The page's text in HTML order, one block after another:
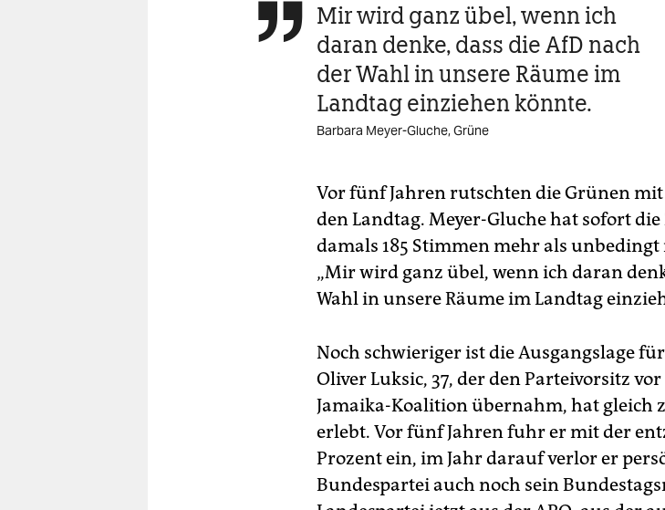
 Mir wird ganz übel, wenn ich
daran denke, dass die AfD nach
der Wahl in unsere Räume im
Landtag einziehen könnte.
Barbara Meyer-Gluche, Grüne
Vor fünf Jahren rutschten die Grünen mit
den Landtag. Meyer-Gluche hat sofort
damals 185 Stimmen mehr als unbedingt
„Mir wird ganz übel, wenn ich daran
Wahl in unsere Räume im Landtag
Noch schwieriger ist die Ausgangslage
Oliver Luksic, 37, der den Parteivorsitz
Jamaika-Koalition übernahm, hat gleich
erlebt. Vor fünf Jahren fuhr er mit der
Prozent ein, im Jahr darauf verlor er
Bundespartei auch noch sein